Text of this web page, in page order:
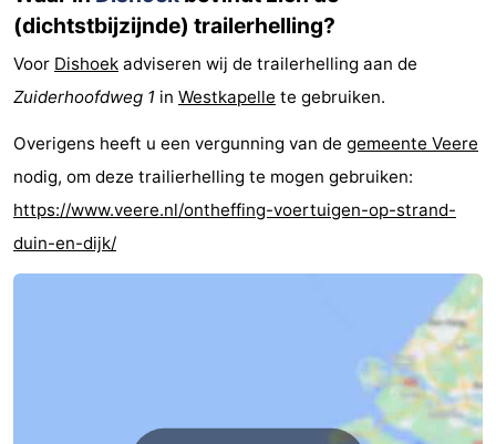
(dichtstbijzijnde) trailerhelling?
Voor Dishoek adviseren wij de trailerhelling aan de
Zuiderhoofdweg 1 in Westkapelle te gebruiken.
Overigens heeft u een vergunning van de gemeente Veere
nodig, om deze trailierhelling te mogen gebruiken:
https://www.veere.nl/ontheffing-voertuigen-op-strand-
duin-en-dijk/